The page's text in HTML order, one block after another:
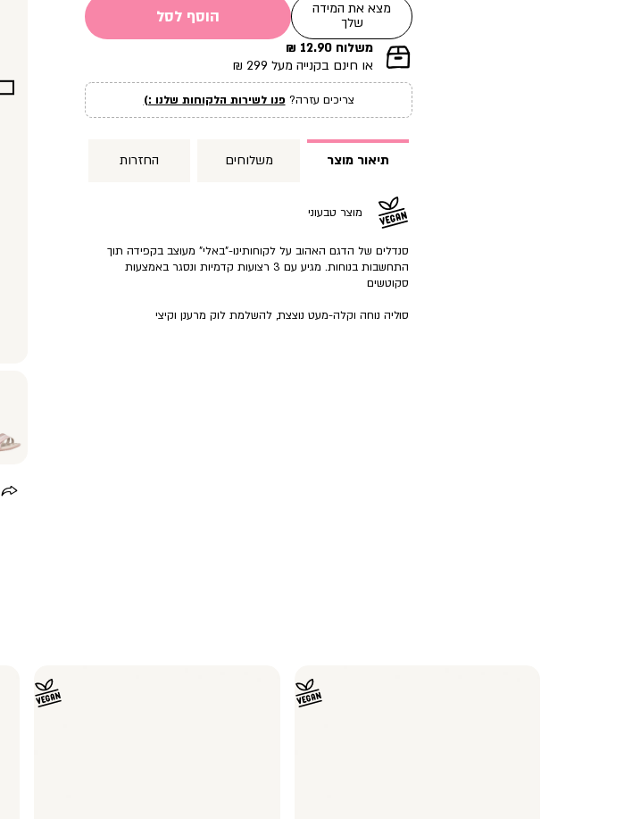
מצא את המידה
שלך
הוסף לסל
|
תומך
עמוד
מוצר
משלוח 12.90 ₪
או חינם בקנייה מעל 299 ₪
צריכים עזרה? פנו לשירות הלקוחות שלנו :)
תיאור מוצר משלוחים החזרות
מוצר טבעוני
סנדלים של הדגם האהוב על לקוחותינו-”באלי” מעוצב בקפידה תוך
התחשבות בנוחות. מגיע עם 3 רצועות קדמיות ונסגר באמצעות
סקוטשים
סוליה נוחה וקלה-מעט נוצצת, להשלמת לוק מרענן וקיצי